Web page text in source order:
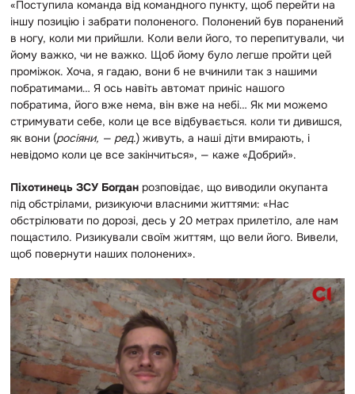
«Поступила команда від командного пункту, щоб перейти на
іншу позицію і забрати полоненого. Полонений був поранений
в ногу, коли ми прийшли. Коли вели його, то перепитували, чи
йому важко, чи не важко. Щоб йому було легше пройти цей
проміжок. Хоча, я гадаю, вони б не вчинили так з нашими
побратимами… Я ось навіть автомат приніс нашого
побратима, його вже нема, він вже на небі… Як ми можемо
стримувати себе, коли це все відбувається. коли ти дивишся,
як вони (росіяни, — ред.) живуть, а наші діти вмирають, і
невідомо коли це все закінчиться», — каже «Добрий».
Піхотинець ЗСУ Богдан розповідає, що виводили окупанта
під обстрілами, ризикуючи власними життями: «Нас
обстрілювати по дорозі, десь у 20 метрах прилетіло, але нам
пощастило. Ризикували своїм життям, що вели його. Вивели,
щоб повернути наших полонених».